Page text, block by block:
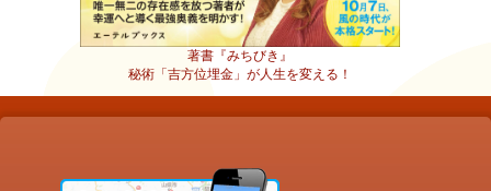
著書『みちびき』
秘術「吉方位埋金」が人生を変える！